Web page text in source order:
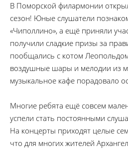
В Поморской филармонии
сезон! Юные слушатели
«Чиполлино», а ещё приняли
получили сладкие призы за
пообщались с котом
воздушные шары и мелодии из
музыкальное кафе порадовало
Многие ребята ещё совсем
успели стать постоянными
На концерты приходят целые
что для многих жителей